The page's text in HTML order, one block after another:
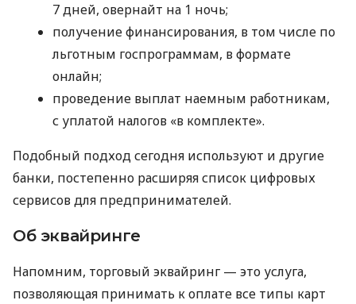
7 дней, овернайт на 1 ночь;
получение финансирования, в том числе по
льготным госпрограммам, в формате
онлайн;
проведение выплат наемным работникам,
с уплатой налогов «в комплекте».
Подобный подход сегодня используют и другие
банки, постепенно расширяя список цифровых
сервисов для предпринимателей.
Об эквайринге
Напомним, торговый эквайринг — это услуга,
позволяющая принимать к оплате все типы карт